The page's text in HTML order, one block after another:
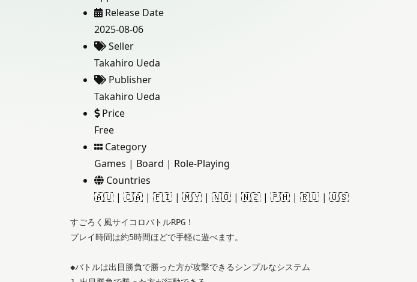
Release Date
2025-08-06
Seller
Takahiro Ueda
Publisher
Takahiro Ueda
Price
Free
Category
Games | Board | Role-Playing
Countries
🇦🇺 | 🇨🇦 | 🇫🇮 | 🇲🇾 | 🇳🇴 | 🇳🇿 | 🇵🇭 | 🇷🇺 | 🇺🇸
すごろく風サイコロバトルRPG！
プレイ時間は約5時間ほどで手軽に遊べます。
◆バトルは出目勝負で勝った方が攻撃できるシンプルなシステム